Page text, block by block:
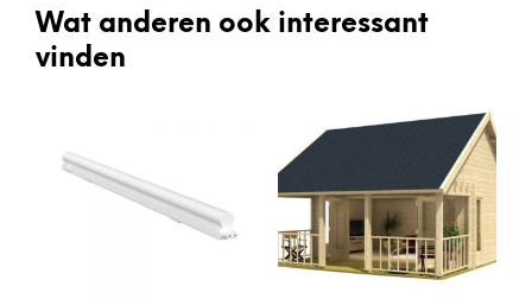
Wat anderen ook interessant
vinden